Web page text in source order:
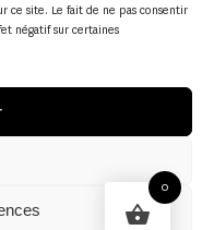
ce site. Le fait de ne pas consentir
négatif sur certaines
0